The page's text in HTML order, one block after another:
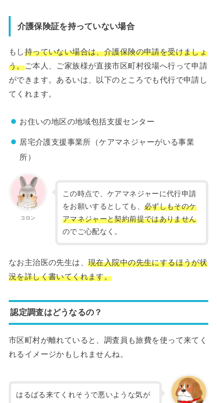
介護保険証を持っていない場合
もし持っていない場合は、介護保険の申請を受けましょ
う。ご本人、ご家族様が直接市区町村役場へ行って申請
ができます。あるいは、以下のところでも代行で申請し
てくれます。
お住いの地区の地域包括支援センター
居宅介護支援事業所（ケアマネジャーがいる事業
所）
コロン
この時点で、ケアマネジャーに代行申請
をお願いするとしても、 必ずしもそのケ
アマネジャーと契約前提ではありません
のでご心配なく。
なお主治医の先生は、現在入院中の先生にするほうが状
況を詳しく書いてくれます。
認定調査はどうなるの？
市区町村が離れていると、調査員も旅費を使って来てく
れるイメージかもしれませんね。
はるばる来てくれそうで悪いような気が